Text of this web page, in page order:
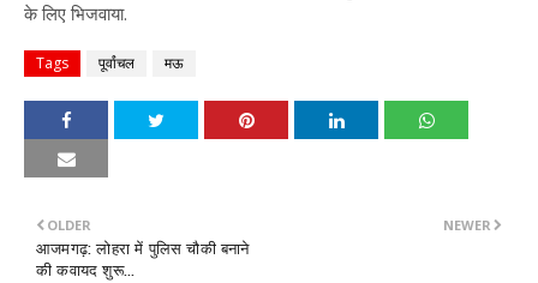
के लिए भिजवाया.
Tags पूर्वांचल मऊ
NEWER
OLDER
आजमगढ़: लोहरा में पुलिस चौकी बनाने
की कवायद शुरू...